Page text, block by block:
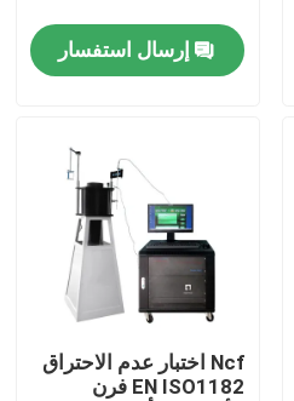
إرسال استفسار
Ncf اختبار عدم الاحتراق
EN ISO1182 فرن